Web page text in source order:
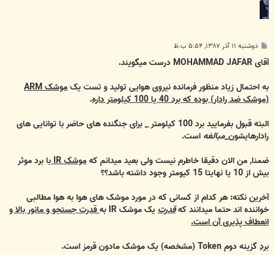
پ
ت
دوشنبه ۱۱ آذر ۱۳۸۷, ۵:۵۴ ب.ظ
آقای MOHAMMAD JAFAR درست میگویند.
به احتمال زیاد منظور فرمانده نیروی هوایی تولید و تست یک
موشک ARM
(موشک ضد رادار) بوده که برد 40 یا 100 کیلومتر داره
.
البته قبول بفرمایید برد 100 کیلومتر _ برای جنگنده های حاضر با توانایی های
رادارهایشون_مبالغه است.
ضمنا, من الان دقیقا خاطرم نیست ولی بعید میدانم کهموشک IR
با برد موثر
بیش از 10 یا نهایتا 15 کیومتر وجود داشته باشد؟؟
آخرین نکته: هر کدام از کسانی که در مورد موشک های هوا به هوا مطالبی
خواننده اند حتما میدانند کهقدرتیک موشک IR به
قدرت جستجو و مانور بالا و
انعطاف پذیری آن است.
بردگزینه دوم Token (مشخصه) یک موشک مادون قرمز است.